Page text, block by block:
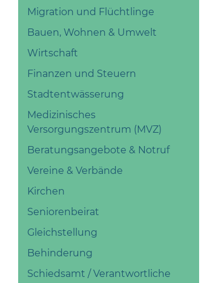
Migration und Flüchtlinge
Bauen, Wohnen & Umwelt
Wirtschaft
Finanzen und Steuern
Stadtentwässerung
Medizinisches
Versorgungszentrum (MVZ)
Beratungsangebote & Notruf
Vereine & Verbände
Kirchen
Seniorenbeirat
Gleichstellung
Behinderung
Schiedsamt / Verantwortliche